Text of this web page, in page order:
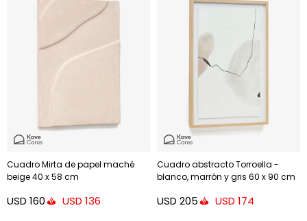
Cuadro Mirta de papel maché
beige 40 x 58 cm
USD 160 USD 136
Cuadro abstracto Torroella -
blanco, marrón y gris 60 x 90 cm
USD 205 USD 174